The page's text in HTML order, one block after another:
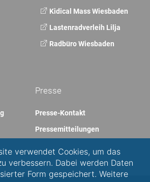
Kidical Mass Wiesbaden
Lastenradverleih Lilja
Radbüro Wiesbaden
Presse
Presse-Kontakt
Pressemitteilungen
verwendet Cookies, um das
verbessern. Dabei werden Daten
Form gespeichert. Weitere